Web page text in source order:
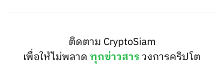
ติดตาม CryptoSiam
เพื่อให้ไม่พลาดทุกข่าวสารวงการคริปโต